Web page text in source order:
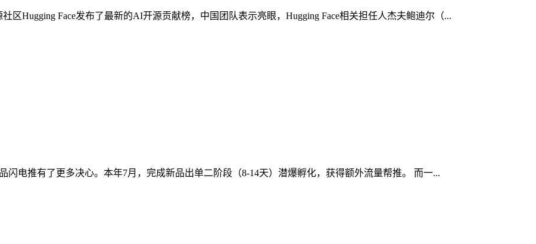
区Hugging Face发布了最新的AI开源贡献榜，中国团队表示亮眼，Hugging Face相关担任人杰夫鲍迪尔（...
闪电推有了更多决心。本年7月，完成新品出单二阶段（8-14天）潜爆孵化，获得额外流量帮推。 而一...